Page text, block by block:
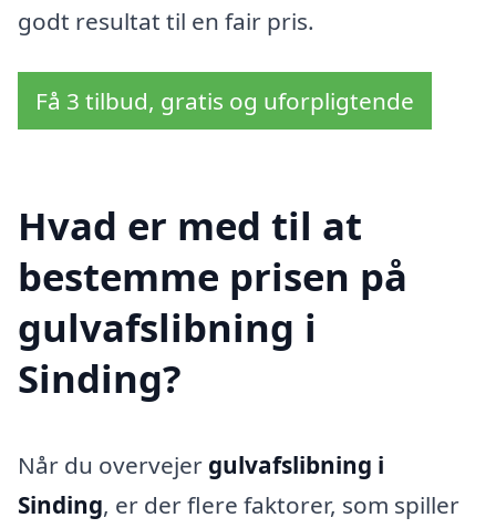
godt resultat til en fair pris.
Få 3 tilbud, gratis og uforpligtende
Hvad er med til at
bestemme prisen på
gulvafslibning i
Sinding?
Når du overvejer gulvafslibning i
Sinding, er der flere faktorer, som spiller